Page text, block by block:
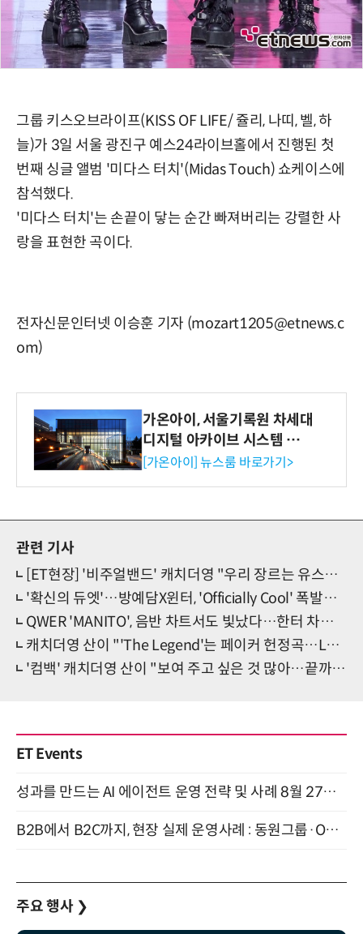
그룹 키스오브라이프(KISS OF LIFE/ 쥴리, 나띠, 벨, 하
늘)가 3일 서울 광진구 예스24라이브홀에서 진행된 첫
번째 싱글 앨범 '미다스 터치'(Midas Touch) 쇼케이스에
참석했다.
'미다스 터치'는 손끝이 닿는 순간 빠져버리는 강렬한 사
랑을 표현한 곡이다.
전자신문인터넷 이승훈 기자 (mozart1205@etnews.c
om)
가온아이, 서울기록원 차세대
디지털 아카이브 시스템 구축
수행
[가온아이] 뉴스룸 바로가기>
관련 기사
[ET현장] '비주얼밴드' 캐치더영 "우리 장르는 유스팝록…젊음의 색을 느껴보라!"
'확신의 듀엣'…방예담X윈터, 'Officially Cool' 폭발적 반응
QWER 'MANITO', 음반 차트서도 빛났다…한터 차트 '1위'
캐치더영 산이 "'The Legend'는 페이커 헌정곡…LCK 초청 환영한다"
'컴백' 캐치더영 산이 "보여 주고 싶은 것 많아…끝까지 지켜봐 달라"
ET Events
성과를 만드는 AI 에이전트 운영 전략 및 사례 8월 27일 개최
B2B에서 B2C까지, 현장 실제 운영사례 : 동원그룹·OCI·다이닝브랜즈그룹·당근 (8/27)
주요 행사 ❯